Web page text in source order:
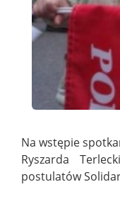
Na wstępie
Ryszarda
postulatów